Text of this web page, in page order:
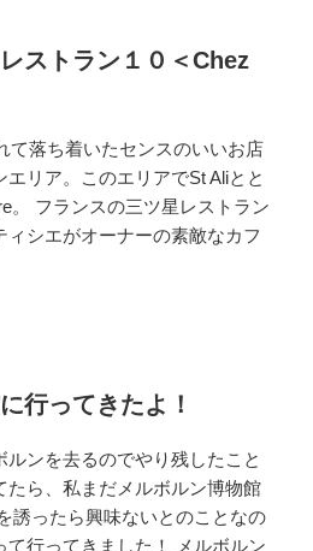
ストラン１０＜Chez
て落ち着いたセンスのいいお店
リア。このエリアでSt Aliとと
。 フランスの三ツ星レストラン
ィシエがオーナーの素敵なカフ
行ってきたよ！
ンを去るのでやり残したこと
たら、私まだメルボルン博物館
誘ったら興味ないとのことなの
て行ってきました！ メルボルン